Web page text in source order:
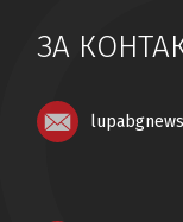
ЗА